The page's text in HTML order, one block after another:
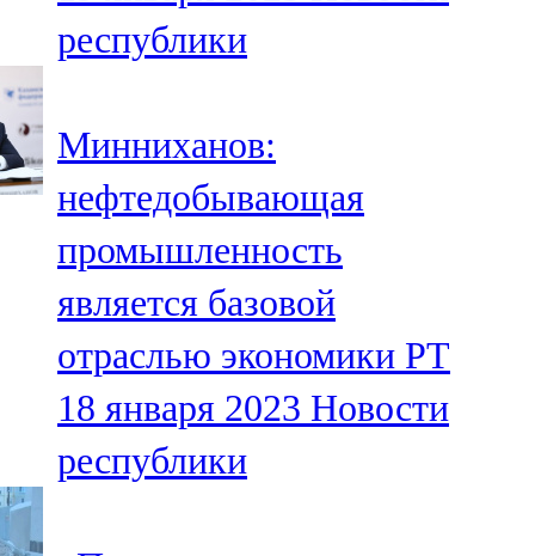
91,0 FM
102,3 FM
Яңа чишмә
107,0 FM
Яр Чаллы
105,5 FM
республики
Минниханов:
нефтедобывающая
промышленность
является базовой
отраслью экономики РТ
18 января 2023 Новости
республики